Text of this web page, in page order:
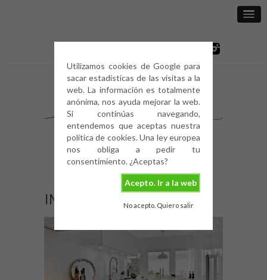
Utilizamos cookies de Google para
sacar estadísticas de las visitas a la
web. La información es totalmente
anónima, nos ayuda mejorar la web.
Si continúas navegando,
entendemos que aceptas nuestra
política de cookies. Una ley europea
nos obliga a pedir tu
consentimiento. ¿Aceptas?
Acepto. Ir a la web
No acepto. Quiero salir
IMG_0211